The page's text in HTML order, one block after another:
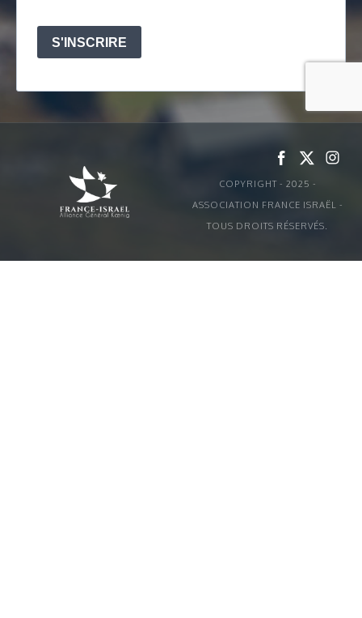
COPYRIGHT - 2025 -
ASSOCIATION FRANCE ISRAËL -
TOUS DROITS RÉSERVÉS.